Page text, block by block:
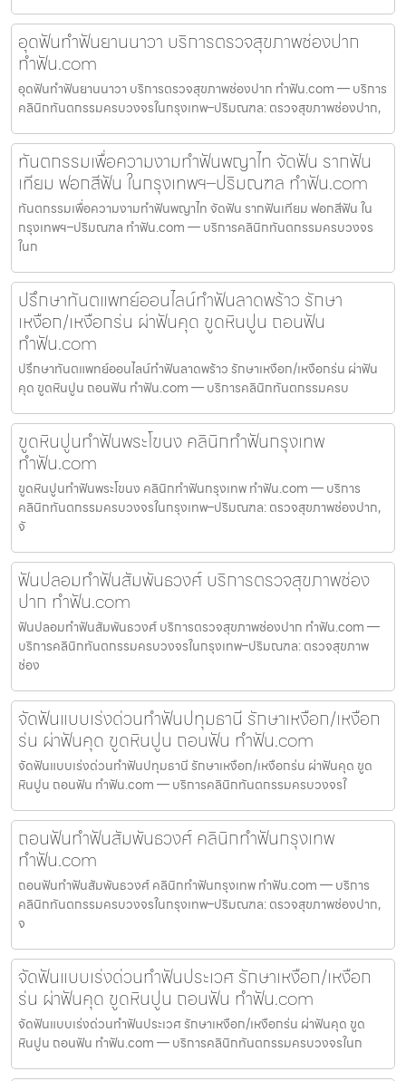
อุดฟันทำฟันยานนาวา บริการตรวจสุขภาพช่องปาก
ทำฟัน.com
อุดฟันทำฟันยานนาวา บริการตรวจสุขภาพช่องปาก ทำฟัน.com — บริการ
คลินิกทันตกรรมครบวงจรในกรุงเทพ–ปริมณฑล: ตรวจสุขภาพช่องปาก,
ทันตกรรมเพื่อความงามทำฟันพญาไท จัดฟัน รากฟัน
เทียม ฟอกสีฟัน ในกรุงเทพฯ–ปริมณฑล ทำฟัน.com
ทันตกรรมเพื่อความงามทำฟันพญาไท จัดฟัน รากฟันเทียม ฟอกสีฟัน ใน
กรุงเทพฯ–ปริมณฑล ทำฟัน.com — บริการคลินิกทันตกรรมครบวงจร
ในก
ปรึกษาทันตแพทย์ออนไลน์ทำฟันลาดพร้าว รักษา
เหงือก/เหงือกร่น ผ่าฟันคุด ขูดหินปูน ถอนฟัน
ทำฟัน.com
ปรึกษาทันตแพทย์ออนไลน์ทำฟันลาดพร้าว รักษาเหงือก/เหงือกร่น ผ่าฟัน
คุด ขูดหินปูน ถอนฟัน ทำฟัน.com — บริการคลินิกทันตกรรมครบ
ขูดหินปูนทำฟันพระโขนง คลินิกทำฟันกรุงเทพ
ทำฟัน.com
ขูดหินปูนทำฟันพระโขนง คลินิกทำฟันกรุงเทพ ทำฟัน.com — บริการ
คลินิกทันตกรรมครบวงจรในกรุงเทพ–ปริมณฑล: ตรวจสุขภาพช่องปาก,
จั
ฟันปลอมทำฟันสัมพันธวงศ์ บริการตรวจสุขภาพช่อง
ปาก ทำฟัน.com
ฟันปลอมทำฟันสัมพันธวงศ์ บริการตรวจสุขภาพช่องปาก ทำฟัน.com —
บริการคลินิกทันตกรรมครบวงจรในกรุงเทพ–ปริมณฑล: ตรวจสุขภาพ
ช่อง
จัดฟันแบบเร่งด่วนทำฟันปทุมธานี รักษาเหงือก/เหงือก
ร่น ผ่าฟันคุด ขูดหินปูน ถอนฟัน ทำฟัน.com
จัดฟันแบบเร่งด่วนทำฟันปทุมธานี รักษาเหงือก/เหงือกร่น ผ่าฟันคุด ขูด
หินปูน ถอนฟัน ทำฟัน.com — บริการคลินิกทันตกรรมครบวงจรใ
ถอนฟันทำฟันสัมพันธวงศ์ คลินิกทำฟันกรุงเทพ
ทำฟัน.com
ถอนฟันทำฟันสัมพันธวงศ์ คลินิกทำฟันกรุงเทพ ทำฟัน.com — บริการ
คลินิกทันตกรรมครบวงจรในกรุงเทพ–ปริมณฑล: ตรวจสุขภาพช่องปาก,
จ
จัดฟันแบบเร่งด่วนทำฟันประเวศ รักษาเหงือก/เหงือก
ร่น ผ่าฟันคุด ขูดหินปูน ถอนฟัน ทำฟัน.com
จัดฟันแบบเร่งด่วนทำฟันประเวศ รักษาเหงือก/เหงือกร่น ผ่าฟันคุด ขูด
หินปูน ถอนฟัน ทำฟัน.com — บริการคลินิกทันตกรรมครบวงจรในก